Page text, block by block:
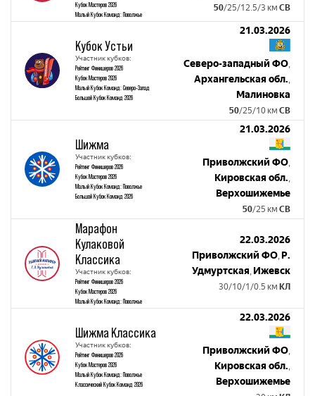
Кубок Мастеров 2026
Малый Кубок Команд: Поволжье
50/25/12.5/3 км СВ
Кубок Устьи
Участник кубков:
Рейтинг Финишеров 2026
Кубок Мастеров 2026
Малый Кубок Команд: Северо-Запад
Большой Кубок Команд 2026
21.03.2026
Северо-западный ФО,
Архангельская обл.,
Малиновка
50/25/10 км СВ
Шижма
Участник кубков:
Рейтинг Финишеров 2026
Кубок Мастеров 2026
Малый Кубок Команд: Поволжье
Большой Кубок Команд 2026
21.03.2026
Приволжский ФО,
Кировская обл.,
Верхошижемье
50/25 км СВ
Марафон
Кулаковой
Классика
Участник кубков:
Рейтинг Финишеров 2026
Кубок Мастеров 2026
Малый Кубок Команд: Поволжье
22.03.2026
Приволжский ФО, Р.
Удмуртская, Ижевск
30/10/1/0.5 км КЛ
Шижма Классика
Участник кубков:
Рейтинг Финишеров 2026
Кубок Мастеров 2026
Малый Кубок Команд: Поволжье
Классический Кубок Команд 2026
22.03.2026
Приволжский ФО,
Кировская обл.,
Верхошижемье